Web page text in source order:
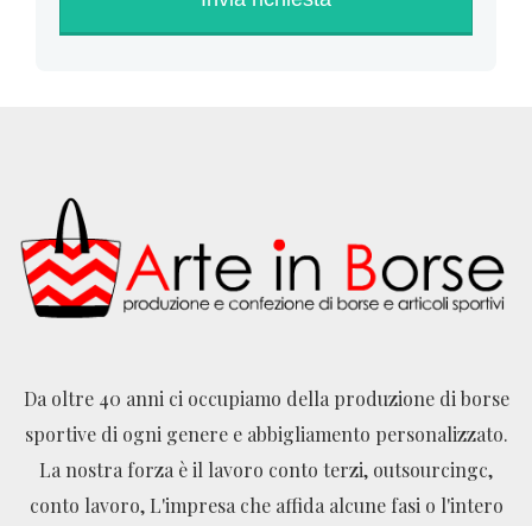
Da oltre 40 anni ci occupiamo della produzione di borse
sportive di ogni genere e abbigliamento personalizzato.
La nostra forza è il lavoro conto terzi, outsourcingc,
conto lavoro, L'impresa che affida alcune fasi o l'intero